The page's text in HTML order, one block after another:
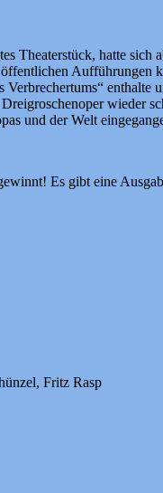
Theaterstück, hatte
und der Welt
Es gibt eine
Fritz Rasp